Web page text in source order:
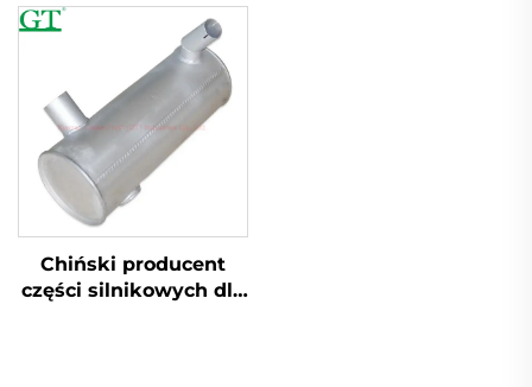
Chiński producent
części silnikowych dla